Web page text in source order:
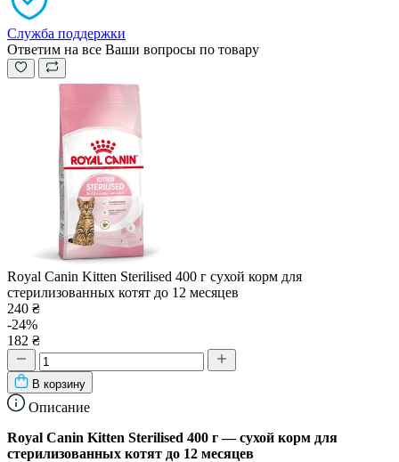
Служба поддержки
Ответим на все Ваши вопросы по товару
Royal Canin Kitten Sterilised 400 г сухой корм для
стерилизованных котят до 12 месяцев
240 ₴
-24%
182 ₴
В корзину
Описание
Royal Canin Kitten Sterilised 400 г — сухой корм для
стерилизованных котят до 12 месяцев